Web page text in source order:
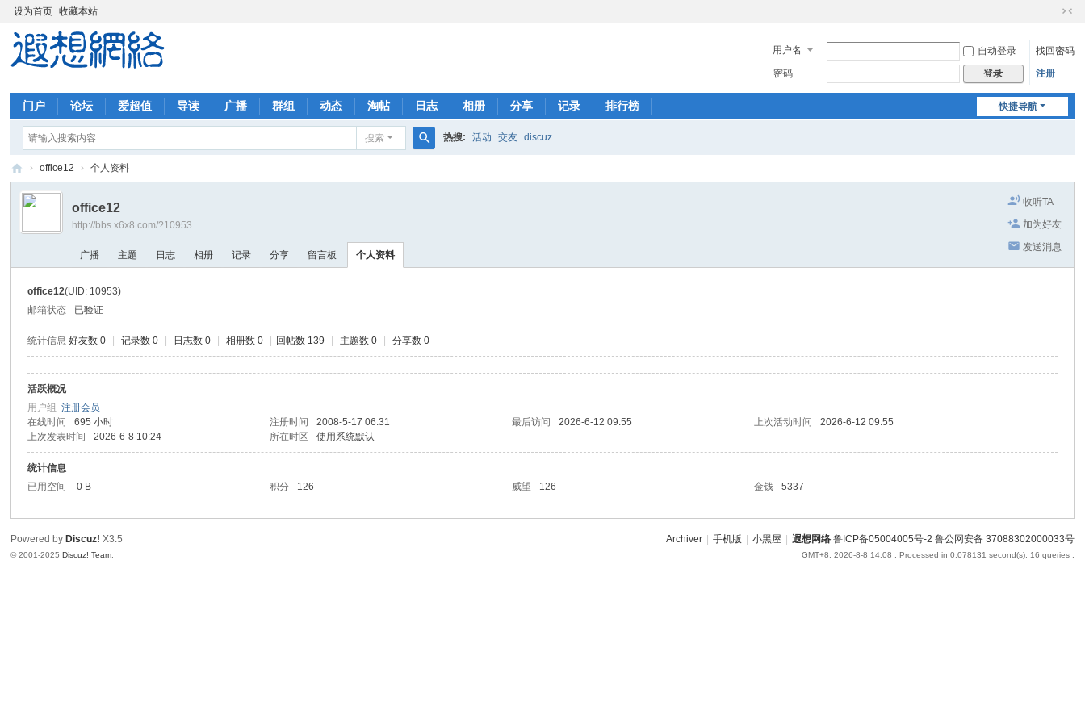
设为首页 收藏本站
切
到
用户名 自动登录
找回密码
密码
登录 注册
快捷导航
门户 论坛 爱超值 导读 广播 群组 动态 淘帖 日志 相册 分享 记录 排行榜
搜索
索
热搜: 活动 交友 discuz
遐
网
› office12 › 个人资料
收听TA
加为好友
发送消息
office12
http://bbs.x6x8.com/?10953
广播 主题 日志 相册 记录 分享 留言板 个人资料
office12(UID: 10953)
邮箱状态
已验证
统计信息 好友数 0 记录数 0 日志数 0 相册数 0 回帖数 139 主题数 0 分享数 0
活跃概况
用户组注册会员
在线时间
695 小时 注册时间 2008-5-17 06:31 最后访问 2026-6-12 09:55 上次活动时间
2026-6-12 09:55
上次发表时间
2026-6-8 10:24 所在时区 使用系统默认
统计信息
已用空间
0 B 积分 126 威望 126 金钱 5337
Archiver 手机版 小黑屋 遐想网络 鲁ICP备05004005号-2 鲁公网安备 37088302000033号
GMT+8, 2026-8-8 14:08 , Processed in 0.078131 second(s), 16 queries .
Powered by Discuz! X3.5
© 2001-2025Discuz! Team